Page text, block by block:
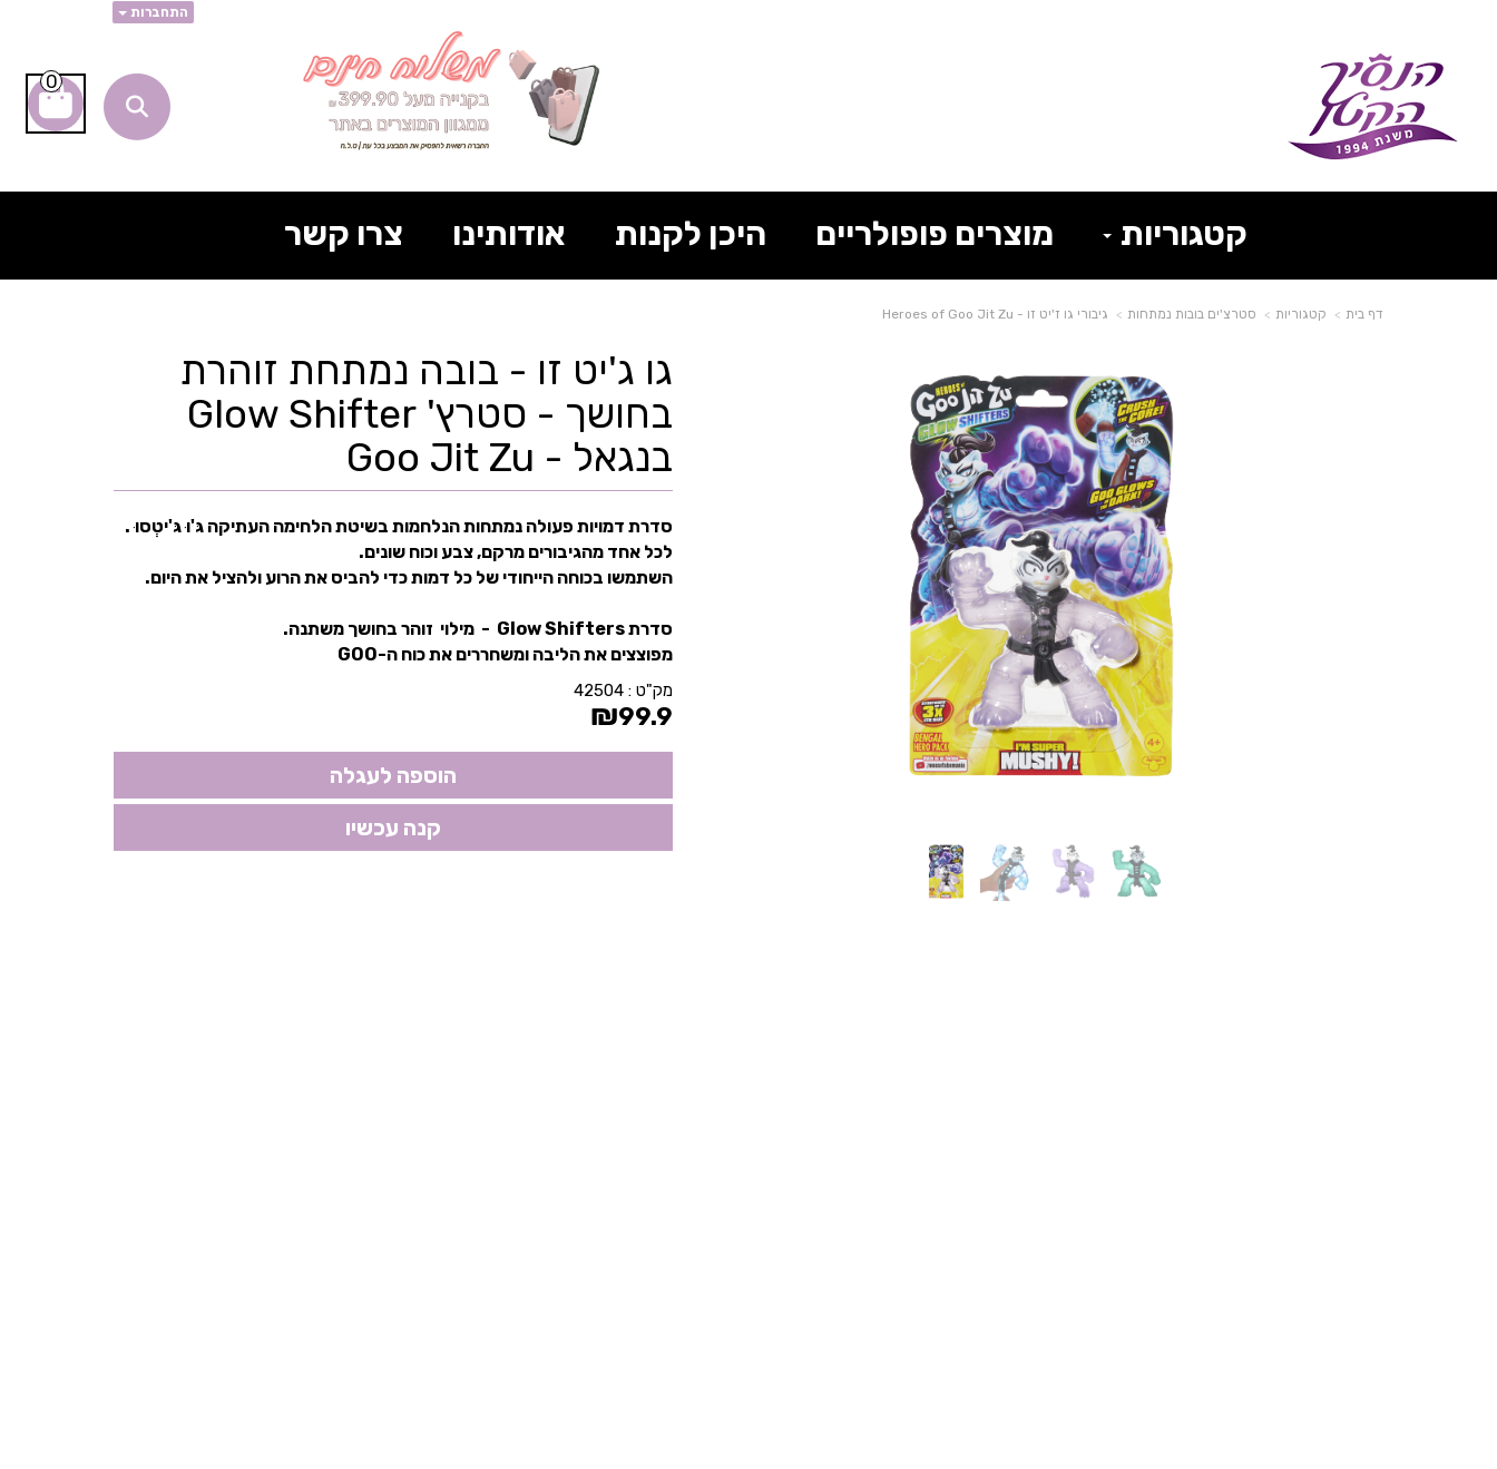
התחברות
0
קטגוריות מוצרים פופולריים היכן לקנות אודותינו צרו קשר
דף בית קטגוריות סטרצ'ים בובות נמתחות גיבורי גו ז'יט זו - Heroes of Goo Jit Zu
גו ג'יט זו - בובה נמתחת זוהרת
בחושך - סטרץ' Glow Shifter
בנגאל - Goo Jit Zu
סדרת דמויות פעולה נמתחות הנלחמות בשיטת הלחימה העתיקה גּ'וּ גּ'יטְסוּ .
לכל אחד מהגיבורים מרקם, צבע וכוח שונים.
השתמשו בכוחה הייחודי של כל דמות כדי להביס את הרוע ולהציל את היום.
סדרת Glow Shifters - מילוי זוהר בחושך משתנה.
מפוצצים את הליבה ומשחררים את כוח ה-GOO
מק"ט :42504
₪99.9